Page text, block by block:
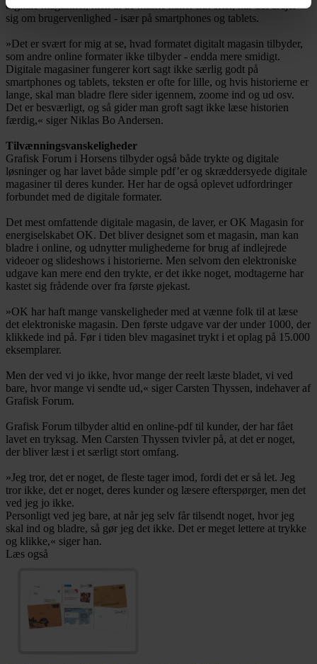
digitale magasiner, men at de måske halter lidt efter, når det drejer
sig om brugervenlighed - især på smartphones og tablets.
»Det er svært for mig at se, hvad formatet digitalt magasin tilbyder,
som andre online formater ikke tilbyder - endda mere smidigt.
Digitale magasiner fungerer kort sagt ikke særlig godt på
smartphones og tablets, teksten er ofte for lille, og hvis historierne er
lange, skal man bladre flere sider igennem, zoome ind og ud osv.
Det er besværligt, og så gider man groft sagt ikke læse historien
færdig,« siger Niklas Bo Andersen.
Tilvænningsvanskeligheder
Grafisk Forum i Horsens tilbyder også både trykte og digitale
løsninger og har lavet både simple pdf’er og skræddersyede digitale
magasiner til deres kunder. Her har de også oplevet udfordringer
forbundet med de digitale formater.
Det mest omfattende digitale magasin, de laver, er OK Magasin for
energiselskabet OK. Det bliver designet som et magasin, man kan
bladre i online, og udnytter mulighederne for brug af indlejrede
videoer og slideshows i historierne. Men selvom den elektroniske
udgave kan mere end den trykte, er det ikke noget, modtagerne har
kastet sig frådende over fra første øjekast.
»OK har haft mange vanskeligheder med at vænne folk til at læse
det elektroniske magasin. Den første udgave var der under 1000, der
klikkede ind på. Før i tiden blev magasinet trykt i et oplag på 15.000
eksemplarer.
Men der ved vi jo ikke, hvor mange der reelt læste bladet, vi ved
bare, hvor mange vi sendte ud,« siger Carsten Thyssen, indehaver af
Grafisk Forum.
Grafisk Forum tilbyder altid en online-pdf til kunder, der har fået
lavet en tryksag. Men Carsten Thyssen tvivler på, at det er noget,
der bliver læst i et særligt stort omfang.
»Jeg tror, det er noget, de fleste tager imod, fordi det er så let. Jeg
tror ikke, det er noget, deres kunder og læsere efterspørger, men det
ved jeg jo ikke.
Personligt ved jeg bare, at når jeg selv får tilsendt noget, hvor jeg
skal ind og bladre, så gør jeg det ikke. Det er meget lettere at trykke
og klikke,« siger han.
Læs også